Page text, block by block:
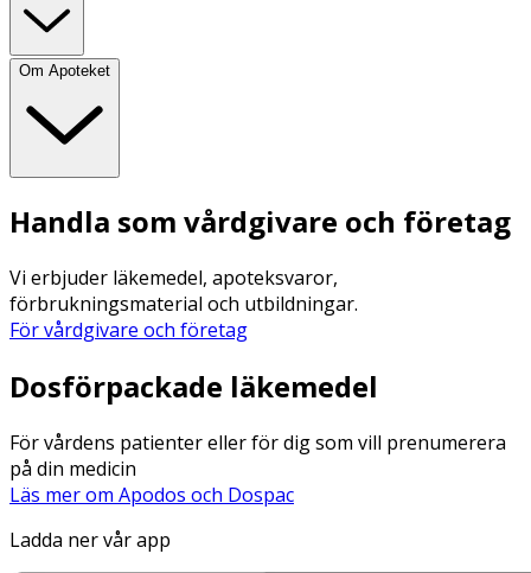
Om Apoteket
Handla som vårdgivare och företag
Vi erbjuder läkemedel, apoteksvaror,
förbrukningsmaterial och utbildningar.
För vårdgivare och företag
Dosförpackade läkemedel
För vårdens patienter eller för dig som vill prenumerera
på din medicin
Läs mer om Apodos och Dospac
Ladda ner vår app